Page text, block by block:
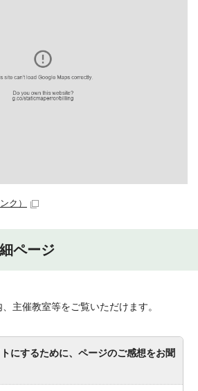
ク）
ページ
主催教室等をご覧いただけます。
にするために、ページのご感想をお聞